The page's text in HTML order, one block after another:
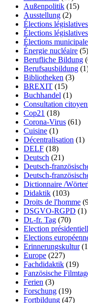
Außenpolitik (15)
Ausstellung (2)
Élections
Élections
Élections
Énergie nucléaire (5)
Berufliche Bildung
Berufsausbildung
Bibliotheken (3)
BREXIT (15)
Buchhandel (1)
Consultation
Cop21 (18)
Corona-Virus (61)
Cuisine (1)
Décentralisation (1)
DELF (18)
Deutsch (21)
Deutsch-
Deutsch-
Dictionnaire /
Didaktik (103)
Droits de l'homme
DSGVO-RGPD (1)
Dt.-fr. Tag (70)
Election
Elections
Erinnerungskultur
Europe (227)
Fachdidaktik (19)
Fanzösische
Ferien (3)
Forschung (19)
Fortbildung (47)